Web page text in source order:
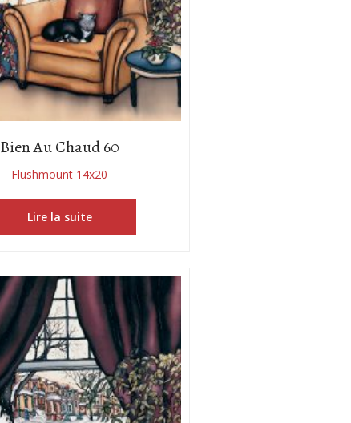
Bien Au Chaud 60
Flushmount 14x20
Lire la suite